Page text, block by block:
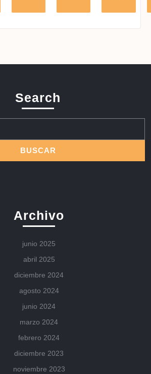
Search
Archivo
junio 2025
abril 2025
diciembre 2024
agosto 2024
junio 2024
marzo 2024
febrero 2024
diciembre 2023
noviembre 2023